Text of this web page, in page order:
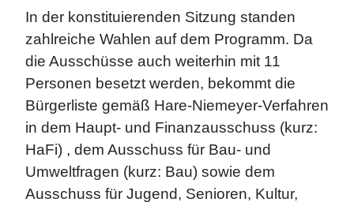
In der konstituierenden Sitzung standen
zahlreiche Wahlen auf dem Programm. Da
die Ausschüsse auch weiterhin mit 11
Personen besetzt werden, bekommt die
Bürgerliste gemäß Hare-Niemeyer-Verfahren
in dem Haupt- und Finanzausschuss (kurz:
HaFi) , dem Ausschuss für Bau- und
Umweltfragen (kurz: Bau) sowie dem
Ausschuss für Jugend, Senioren, Kultur,